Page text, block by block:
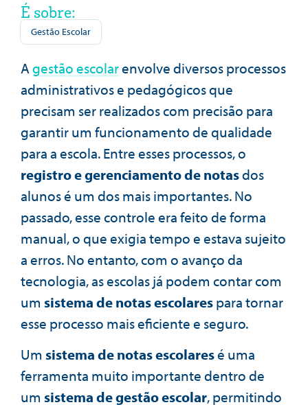
É sobre:
Gestão Escolar
Agestão escolarenvolve diversos processos
administrativos e pedagógicos que
precisam ser realizados com precisão para
garantir um funcionamento de qualidade
para a escola. Entre esses processos, o
registro e gerenciamento de notasdos
alunos é um dos mais importantes. No
passado, esse controle era feito de forma
manual, o que exigia tempo e estava sujeito
a erros. No entanto, com o avanço da
tecnologia, as escolas já podem contar com
um sistema de notas escolarespara tornar
esse processo mais eficiente e seguro.
Um sistema de notas escolaresé uma
ferramenta muito importante dentro de
um sistema de gestão escolar, permitindo